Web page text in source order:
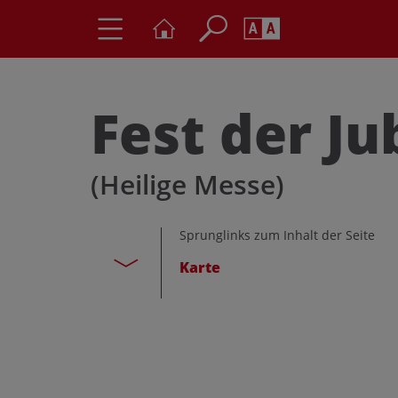
AA
Fest der
(Heilige Messe)
Sprunglinks zum Inhalt der Seite
Karte